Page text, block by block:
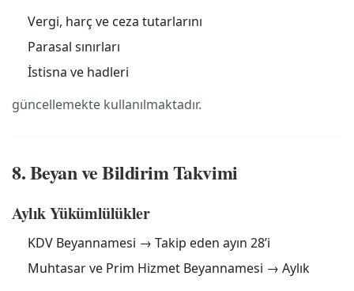
Vergi, harç ve ceza tutarlarını
Parasal sınırları
İstisna ve hadleri
güncellemekte kullanılmaktadır.
8. Beyan ve Bildirim Takvimi
Aylık Yükümlülükler
KDV Beyannamesi → Takip eden ayın 28’i
Muhtasar ve Prim Hizmet Beyannamesi → Aylık